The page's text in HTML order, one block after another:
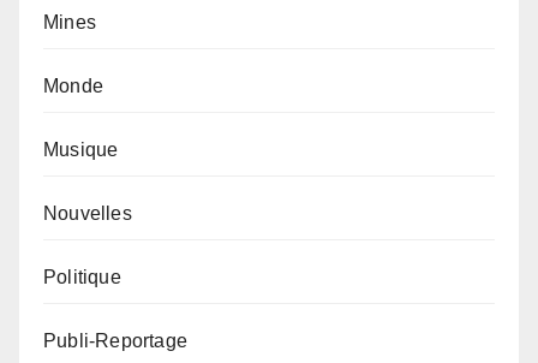
Mines
Monde
Musique
Nouvelles
Politique
Publi-Reportage